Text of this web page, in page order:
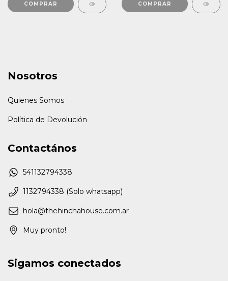
COMPRAR
Nosotros
Quienes Somos
Política de Devolución
Contactános
541132794338
1132794338 (Solo whatsapp)
hola@thehinchahouse.com.ar
Muy pronto!
Sigamos conectados